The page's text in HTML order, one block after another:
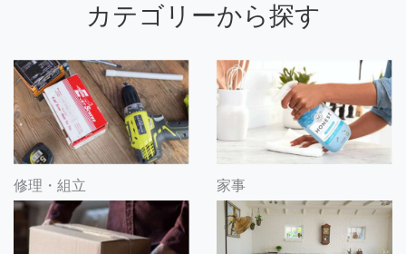
カテゴリーから探す
修理・組立 家事